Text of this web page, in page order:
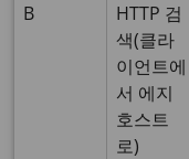
B
HTTP 검
색(클라
이언트에
서 에지
호스트
로)